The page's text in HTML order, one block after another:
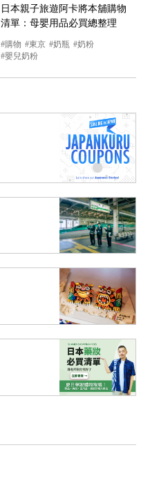
日本親子旅遊阿卡將本舖購物
清單：母嬰用品必買總整理
購物 東京 奶瓶
奶粉
嬰兒奶粉